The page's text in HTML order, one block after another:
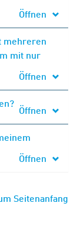
Öffnen
mehreren
mit nur
Öffnen
Öffnen
Öffnen
Seitenanfang